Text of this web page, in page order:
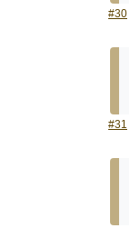
#30
#31